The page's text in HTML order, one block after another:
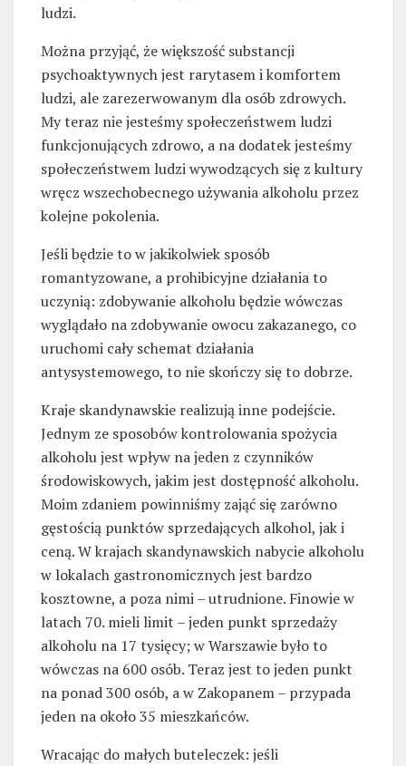
ludzi.
Można przyjąć, że większość substancji
psychoaktywnych jest rarytasem i komfortem
ludzi, ale zarezerwowanym dla osób zdrowych.
My teraz nie jesteśmy społeczeństwem ludzi
funkcjonujących zdrowo, a na dodatek jesteśmy
społeczeństwem ludzi wywodzących się z kultury
wręcz wszechobecnego używania alkoholu przez
kolejne pokolenia.
Jeśli będzie to w jakikolwiek sposób
romantyzowane, a prohibicyjne działania to
uczynią: zdobywanie alkoholu będzie wówczas
wyglądało na zdobywanie owocu zakazanego, co
uruchomi cały schemat działania
antysystemowego, to nie skończy się to dobrze.
Kraje skandynawskie realizują inne podejście.
Jednym ze sposobów kontrolowania spożycia
alkoholu jest wpływ na jeden z czynników
środowiskowych, jakim jest dostępność alkoholu.
Moim zdaniem powinniśmy zająć się zarówno
gęstością punktów sprzedających alkohol, jak i
ceną. W krajach skandynawskich nabycie alkoholu
w lokalach gastronomicznych jest bardzo
kosztowne, a poza nimi – utrudnione. Finowie w
latach 70. mieli limit – jeden punkt sprzedaży
alkoholu na 17 tysięcy; w Warszawie było to
wówczas na 600 osób. Teraz jest to jeden punkt
na ponad 300 osób, a w Zakopanem – przypada
jeden na około 35 mieszkańców.
Wracając do małych buteleczek: jeśli